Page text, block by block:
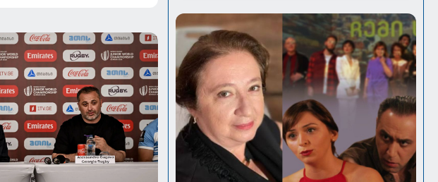
„გაშორებული“, ლამაზი ქალი" - რას
წერს ალლექსანდრა პაიჭაძე